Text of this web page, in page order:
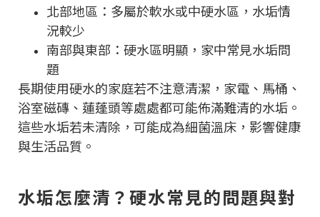
北部地區：多屬於軟水或中硬水區，水垢情
況較少
南部與東部：硬水區明顯，家中常見水垢問
題
長期使用硬水的家庭若不注意清潔，家電、馬桶、
浴室磁磚、蓮蓬頭等處處都可能佈滿難清的水垢。
這些水垢若未清除，可能成為細菌溫床，影響健康
與生活品質。
水垢怎麼清？硬水常見的問題與對